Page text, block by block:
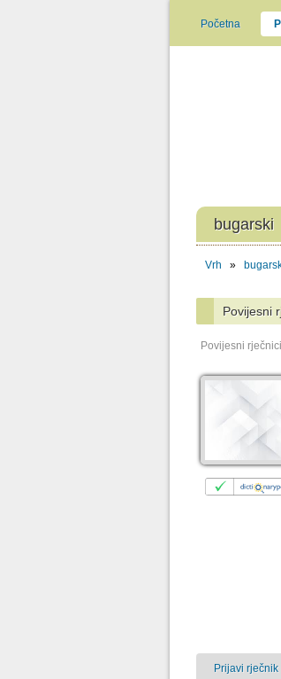
Početna
bugarski
Vrh »
Povijesni
Povijesni
Prijavi rječnik